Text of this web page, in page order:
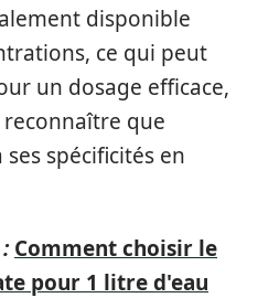
disponible
ce qui peut
un dosage efficace,
que
spécificités en
Comment choisir le
pour 1 litre d'eau